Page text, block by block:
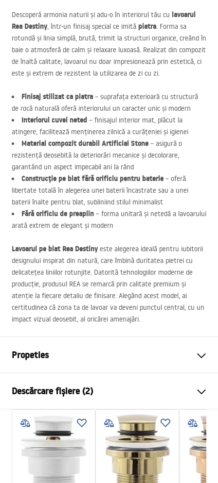
Descoperă armonia naturii și adu-o în interiorul tău cu lavoarul
Rea Destiny, într-un finisaj special ce imită piatra. Forma sa
rotundă și linia simplă, brută, trimit la structuri organice, creând în
baie o atmosferă de calm și relaxare luxoasă. Realizat din compozit
de înaltă calitate, lavoarul nu doar impresionează prin estetică, ci
este și extrem de rezistent la utilizarea de zi cu zi.
Finisaj stilizat ca piatra – suprafața exterioară cu structură
de rocă naturală oferă interiorului un caracter unic și modern
Interiorul cuvei neted – finisajul interior mat, plăcut la
atingere, facilitează menținerea zilnică a curățeniei și igienei
Material compozit durabil Artificial Stone – asigură o
rezistență deosebită la deteriorări mecanice și decolorare,
garantând un aspect impecabil ani la rând
Construcție pe blat fără orificiu pentru baterie – oferă
libertate totală în alegerea unei baterii încastrate sau a unei
baterii înalte pentru blat, subliniind stilul minimalist
Fără orificiu de preaplin – forma unitară și netedă a lavoarului
arată extrem de elegant și modern
Lavoarul pe blat Rea Destinyeste alegerea ideală pentru iubitorii
designului inspirat din natură, care îmbină duritatea pietrei cu
delicatețea liniilor rotunjite. Datorită tehnologiilor moderne de
producție, produsul REA se remarcă prin calitate premium și
atenție la fiecare detaliu de finisare. Alegând acest model, ai
certitudinea că zona ta de lavoar va deveni punctul central, cu un
impact vizual deosebit, al oricărei amenajări.
Propeties
Material
compozită)
Culoare
Alb, Ecru, Imitație piatră
Finisaj
Mat
Lungime
390mm
390
mm
Descărcare fișiere (2)
Instrucțiuni de asamblare
Basin.pdf
Warranty_Terms_and_Conditions_Basins_-_5.pdf